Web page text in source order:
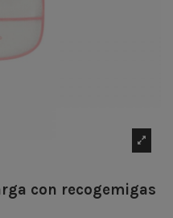
con recogemigas